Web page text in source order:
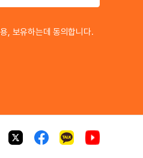
, 보유하는데 동의합니다.